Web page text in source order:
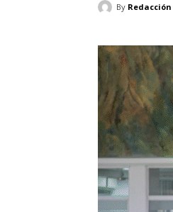
By Redacción